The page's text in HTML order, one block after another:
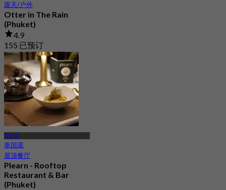
露天/户外
Otter in The Rain
(Phuket)
4.9
155 已预订
起฿ 316.66
普吉岛
泰国菜
屋顶餐厅
Plearn - Rooftop
Restaurant & Bar
(Phuket)